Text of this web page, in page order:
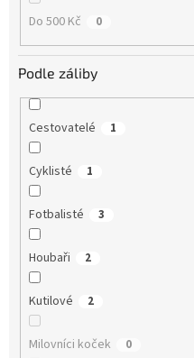
Do 500 Kč 0
Podle záliby
Cestovatelé 1
Cyklisté 1
Fotbalisté 3
Houbaři 2
Kutilové 2
Milovníci koček 0